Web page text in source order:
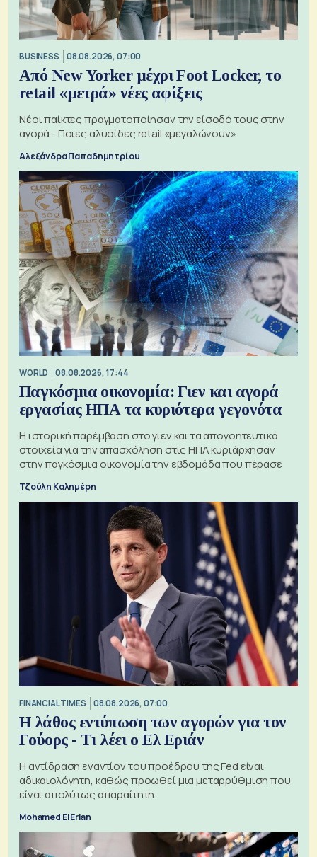
BUSINESS 08.08.2026, 07:00
Από New Yorker μέχρι Foot Locker, το
retail «μετρά» νέες αφίξεις
Νέοι παίκτες πραγματοποίησαν την είσοδό τους στην
αγορά - Ποιες αλυσίδες retail «μεγαλώνουν»
Αλεξάνδρα Παπαδημητρίου
WORLD 08.08.2026, 17:44
Παγκόσμια οικονομία: Γιεν και αγορά
εργασίας ΗΠΑ τα κυριότερα γεγονότα
Η ιστορική παρέμβαση στο γιεν και τα απογοητευτικά
στοιχεία για την απασχόληση στις ΗΠΑ κυριάρχησαν
στην παγκόσμια οικονομία την εβδομάδα που πέρασε
Τζούλη Καλημέρη
FINANCIAL TIMES 08.08.2026, 07:00
Η λάθος εντύπωση των αγορών για τον
Γούορς - Τι λέει ο Ελ Εριάν
Η αντίδραση εναντίον του προέδρου της Fed είναι
αδικαιολόγητη, καθώς προωθεί μια μεταρρύθμιση που
είναι απολύτως απαραίτητη
Mohamed El Erian